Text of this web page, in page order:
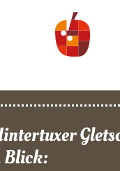
Blick: